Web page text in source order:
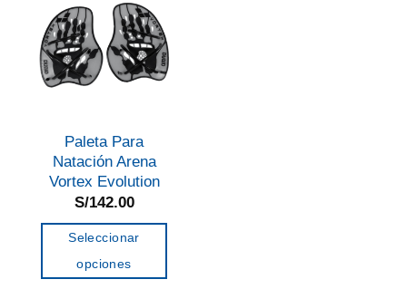
Paleta Para
Natación Arena
Vortex Evolution
S/142.00
Seleccionar
opciones